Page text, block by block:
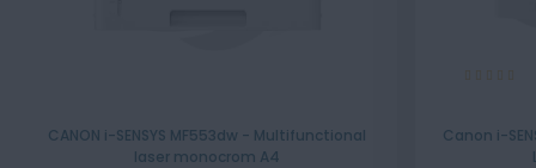
CANON i-SENSYS MF553dw - Multifunctional
laser monocrom A4
Canon i-